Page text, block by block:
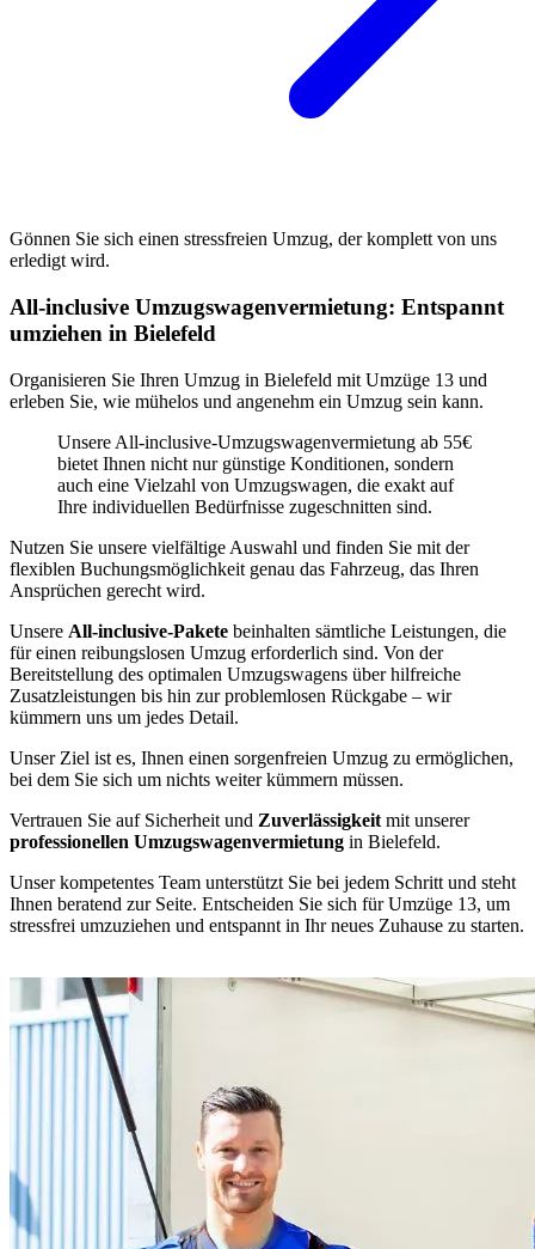
Gönnen Sie sich einen stressfreien Umzug, der komplett von uns
erledigt wird.
All-inclusive Umzugswagenvermietung: Entspannt
umziehen in Bielefeld
Organisieren Sie Ihren Umzug in Bielefeld mit Umzüge 13 und
erleben Sie, wie mühelos und angenehm ein Umzug sein kann.
Unsere All-inclusive-Umzugswagenvermietung ab 55€
bietet Ihnen nicht nur günstige Konditionen, sondern
auch eine Vielzahl von Umzugswagen, die exakt auf
Ihre individuellen Bedürfnisse zugeschnitten sind.
Nutzen Sie unsere vielfältige Auswahl und finden Sie mit der
flexiblen Buchungsmöglichkeit genau das Fahrzeug, das Ihren
Ansprüchen gerecht wird.
Unsere All-inclusive-Pakete beinhalten sämtliche Leistungen, die
für einen reibungslosen Umzug erforderlich sind. Von der
Bereitstellung des optimalen Umzugswagens über hilfreiche
Zusatzleistungen bis hin zur problemlosen Rückgabe – wir
kümmern uns um jedes Detail.
Unser Ziel ist es, Ihnen einen sorgenfreien Umzug zu ermöglichen,
bei dem Sie sich um nichts weiter kümmern müssen.
Vertrauen Sie auf Sicherheit und Zuverlässigkeit mit unserer
professionellen Umzugswagenvermietung in Bielefeld.
Unser kompetentes Team unterstützt Sie bei jedem Schritt und steht
Ihnen beratend zur Seite. Entscheiden Sie sich für Umzüge 13, um
stressfrei umzuziehen und entspannt in Ihr neues Zuhause zu starten.